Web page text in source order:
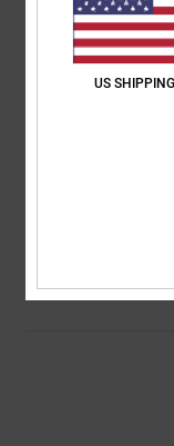
Comfort
5.0
US